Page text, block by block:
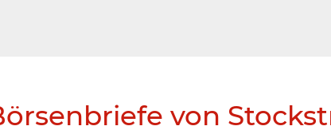
von